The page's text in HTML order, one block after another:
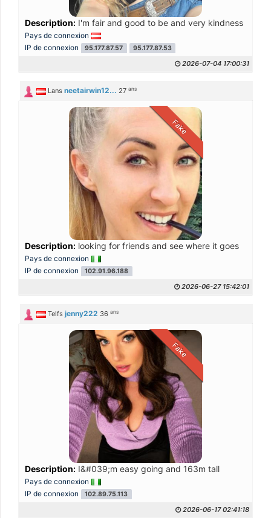
Description: I'm fair and good to be and very kindness
Pays de connexion
IP de connexion
95.177.87.57 95.177.87.53
2026-07-04 17:00:31
Lans neetairwin12... 27ans
Fake
Description: looking for friends and see where it goes
Pays de connexion
IP de connexion
102.91.96.188
2026-06-27 15:42:01
Telfs jenny222 36ans
Fake
Description: I&#039;m easy going and 163m tall
Pays de connexion
IP de connexion
102.89.75.113
2026-06-17 02:41:18